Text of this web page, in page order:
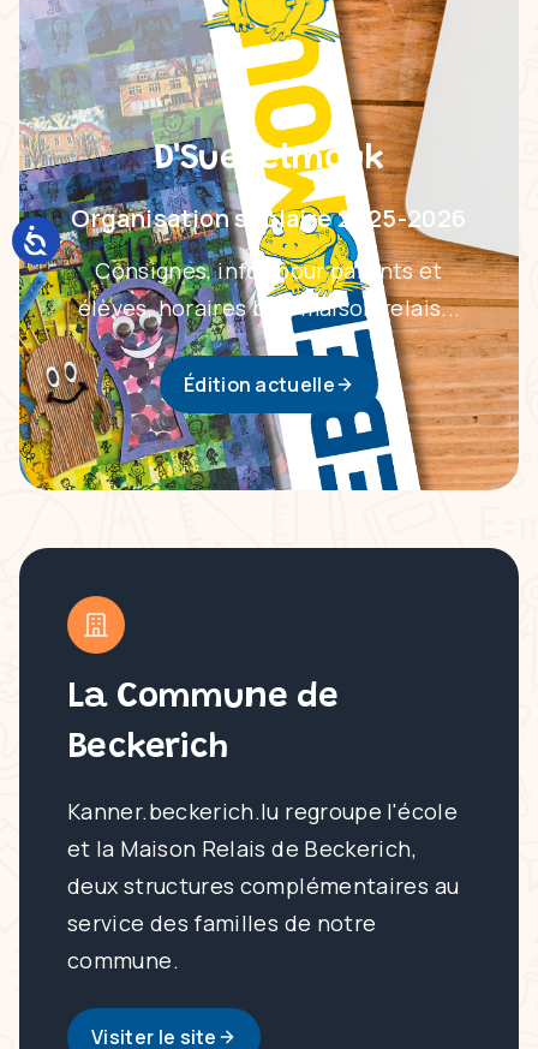
D'Suebelmouk
Organisation scolaire 2025-2026
Consignes, infos pour parents et
élèves, horaires bus, maison relais...
Édition actuelle
La Commune de
Beckerich
Kanner.beckerich.lu regroupe l'école
et la Maison Relais de Beckerich,
deux structures complémentaires au
service des familles de notre
commune.
Visiter le site